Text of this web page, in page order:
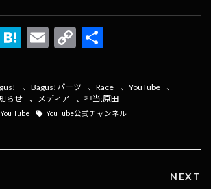
Li H
e
n
a
E
ai
l
C
p
y
Li
n
、 Bagus!パーツ 、Race 、 YouTube
、
らせ
、 メディア 、担当:原田
You Tube YouTube公式チャンネル
NEXT